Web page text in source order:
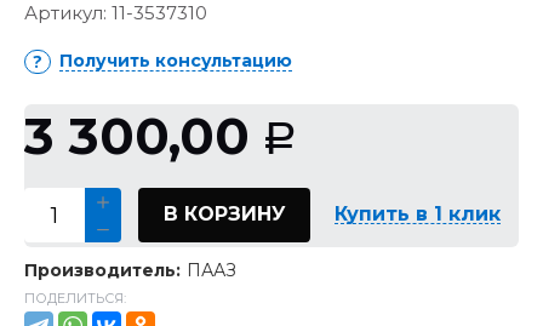
Артикул: 11-3537310
Получить консультацию
3 300,00 Р
В КОРЗИНУ Купить в 1 клик
Производитель: ПААЗ
ПОДЕЛИТЬСЯ: